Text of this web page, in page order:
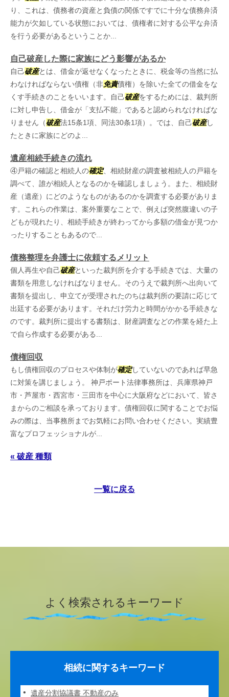
り、これは、債務者の資産と負債の関係ですでに十分な債務弁済
能力が欠如している状態においては、債権者に対する公平な弁済
を行う必要があるということか...
自己破産した際に家族にどう影響があるか
自己破産とは、借金が返せなくなったときに、税金等の当然に払
わなければならない債権（非免責債権）を除いた全ての借金をな
くす手続きのことをいいます。自己破産をするためには、裁判所
に対し申告し、借金が「支払不能」であると認められなければな
りません（破産法15条1項、同法30条1項）。では、自己破産し
たときに家族にどのよ...
遺産相続手続きの流れ
④戸籍の確認と相続人の確定、相続財産の調査被相続人の戸籍を
調べて、誰が相続人となるのかを確認しましょう。また、相続財
産（遺産）にどのようなものがあるのかを調査する必要がありま
す。これらの作業は、案外重要なことで、例えば突然腹違いの子
どもが現れたり、相続手続きが終わってから多額の借金が見つか
ったりすることもあるので...
債務整理を弁護士に依頼するメリット
個人再生や自己破産といった裁判所を介する手続きでは、大量の
書類を用意しなければなりません。そのうえで裁判所へ出向いて
書類を提出し、申立てが受理されたのちは裁判所の要請に応じて
出廷する必要があります。それだけ労力と時間がかかる手続きな
のです。裁判所に提出する書類は、財産調査などの作業を経た上
で自ら作成する必要がある...
債権回収
もし債権回収のプロセスや体制が確定していないのであれば早急
に対策を講じましょう。 神戸ポート法律事務所は、兵庫県神戸
市・芦屋市・西宮市・三田市を中心に大阪府などにおいて、皆さ
まからのご相談を承っております。債権回収に関することでお悩
みの際は、当事務所までお気軽にお問い合わせください。実績豊
富なプロフェッショナルが...
« 破産 種類
一覧に戻る
よく検索されるキーワード
相続に関するキーワード
遺産分割協議書 不動産のみ